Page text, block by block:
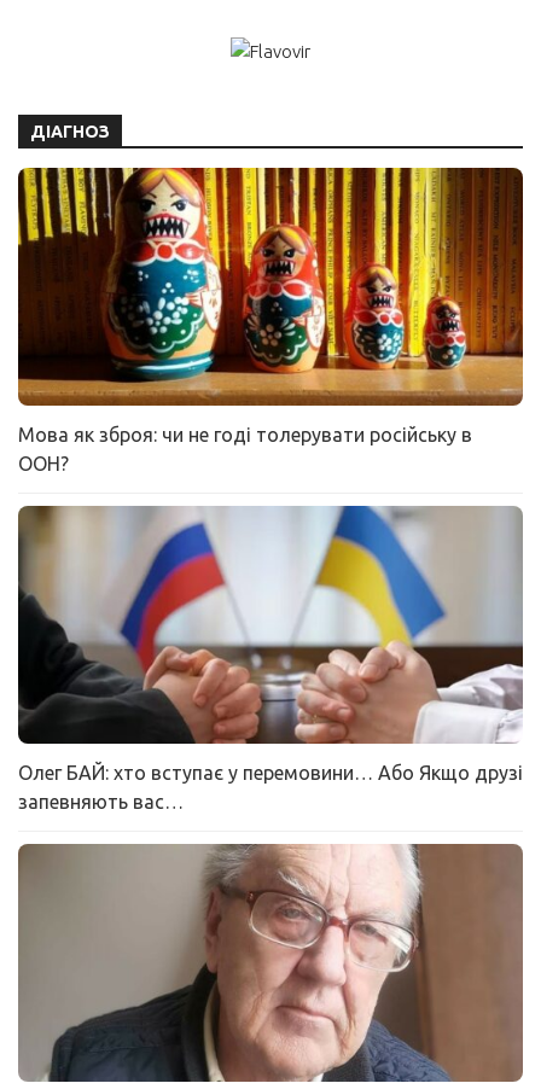
ДІАГНОЗ
Мова як зброя: чи не годі толерувати російську в
ООН?
Олег БАЙ: хто вступає у перемовини… Або Якщо друзі
запевняють вас…